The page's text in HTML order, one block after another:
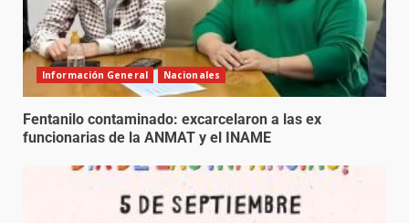
Información General Nacionales
Fentanilo contaminado: excarcelaron a las ex
funcionarias de la ANMAT y el INAME